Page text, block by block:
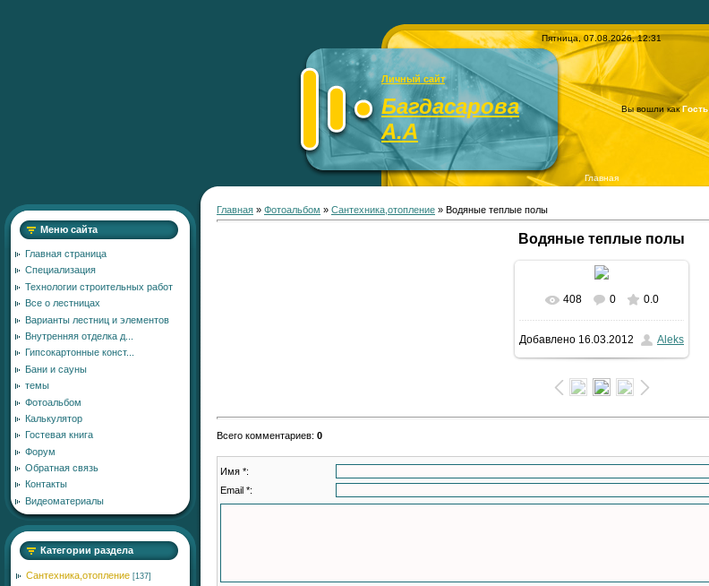
Пятница, 07.08.2026, 12:31
Личный сайт
Багдасарова
А.А
Вы вошли какГость
Главная
Меню сайта
Главная страница
Специализация
Технологии строительных работ
Все о лестницах
Варианты лестниц и элементов
Внутренняя отделка д...
Гипсокартонные конст...
Бани и сауны
темы
Фотоальбом
Калькулятор
Гостевая книга
Форум
Обратная связь
Контакты
Видеоматериалы
Категории раздела
Сантехника,отопление [137]
Главная » Фотоальбом » Сантехника,отопление » Водяные теплые полы
Водяные теплые полы
В реальном размере
768x1020/ 424.4Kb
408 0 0.0
Добавлено 16.03.2012 Aleks
Всего комментариев: 0
Имя *:
Email *: